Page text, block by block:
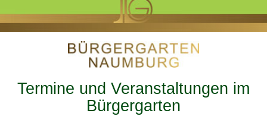
Termine und Veranstaltungen im
Bürgergarten